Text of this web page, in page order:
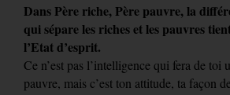
Dans Père riche, Père pauvre, la
qui sépare les riches et les pauvres
l’Etat d’esprit.
Ce n’est pas l’intelligence qui fera de toi
pauvre, mais c’est ton attitude, ta façon